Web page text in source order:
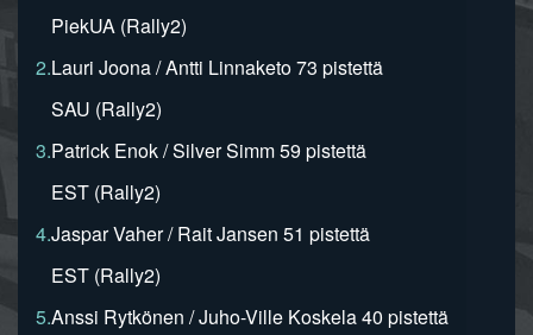
PiekUA (Rally2)
2.Lauri Joona / Antti Linnaketo 73 pistettä
SAU (Rally2)
3.Patrick Enok / Silver Simm 59 pistettä
EST (Rally2)
4.Jaspar Vaher / Rait Jansen 51 pistettä
EST (Rally2)
5.Anssi Rytkönen / Juho-Ville Koskela 40 pistettä